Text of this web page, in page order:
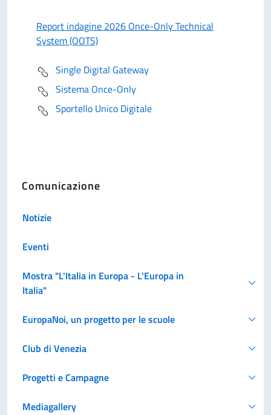
Report indagine 2026 Once-Only Technical
System (OOTS)
Single Digital Gateway
Sistema Once-Only
Sportello Unico Digitale
Comunicazione
Notizie
Eventi
Mostra "L'Italia in Europa - L'Europa in
Italia"
EuropaNoi, un progetto per le scuole
Club di Venezia
Progetti e Campagne
Mediagallery